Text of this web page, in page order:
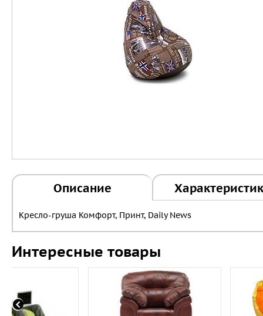
Описание
Кресло-груша Комфорт, Принт, Daily News
Интересные товары